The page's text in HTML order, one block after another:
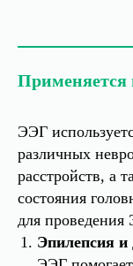
Применяется
ЭЭГ
различных
расстройств, а
состояния
для
Эпилепсия и